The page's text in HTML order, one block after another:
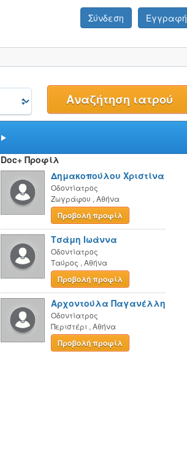
Σύνδεση Εγγραφή
Doc+ Προφίλ
Δημακοπούλου Χριστίνα
Οδοντίατρος
Ζωγράφου , Αθήνα
Προβολή προφίλ
Τσάμη Ιωάννα
Οδοντίατρος
Ταύρος , Αθήνα
Προβολή προφίλ
Αρχοντούλα Παγανέλλη
Οδοντίατρος
Περιστέρι , Αθήνα
Προβολή προφίλ